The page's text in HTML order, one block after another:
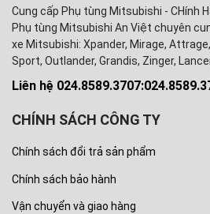
Cung cấp Phụ tùng Mitsubishi - CHính
Phụ tùng Mitsubishi An Việt chuyên
xe Mitsubishi: Xpander, Mirage,
Sport, Outlander, Grandis, Zinger,
Liên hệ
CHÍNH SÁCH CÔNG TY
Chính sách đổi trả sản phẩm
Chính sách bảo hành
Vận chuyển và giao hàng